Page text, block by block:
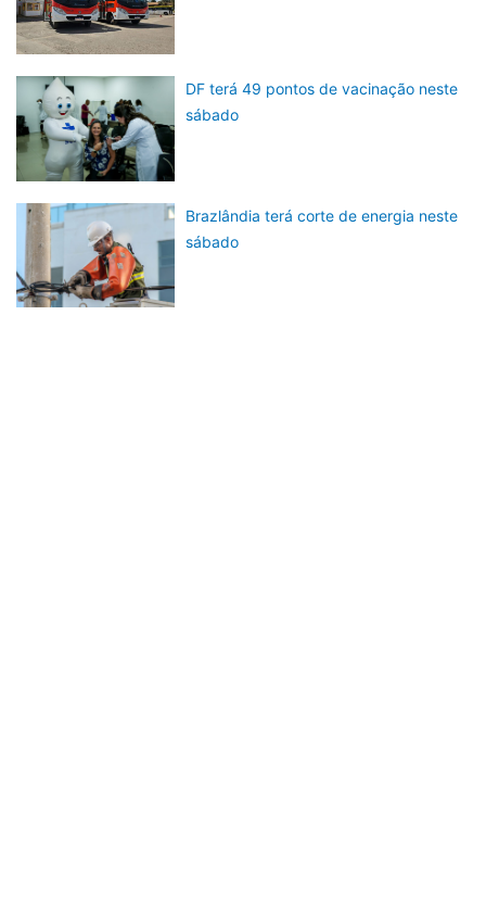
DF terá 49 pontos de vacinação neste
sábado
Brazlândia terá corte de energia neste
sábado